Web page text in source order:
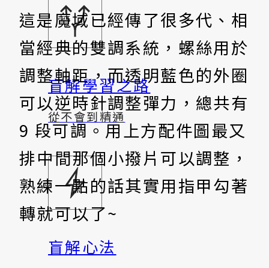
盲解學習之路
從不會到精通
盲解心法
這是魔域已經傳了很多代、相
當經典的雙調系統，螺絲用於
調整軸距，而透明藍色的外圈
可以逆時針調整彈力，總共有
9 段可調。用上方配件圖最又
排中間那個小撥片可以調整，
熟練一點的話其實用指甲勾著
轉就可以了~